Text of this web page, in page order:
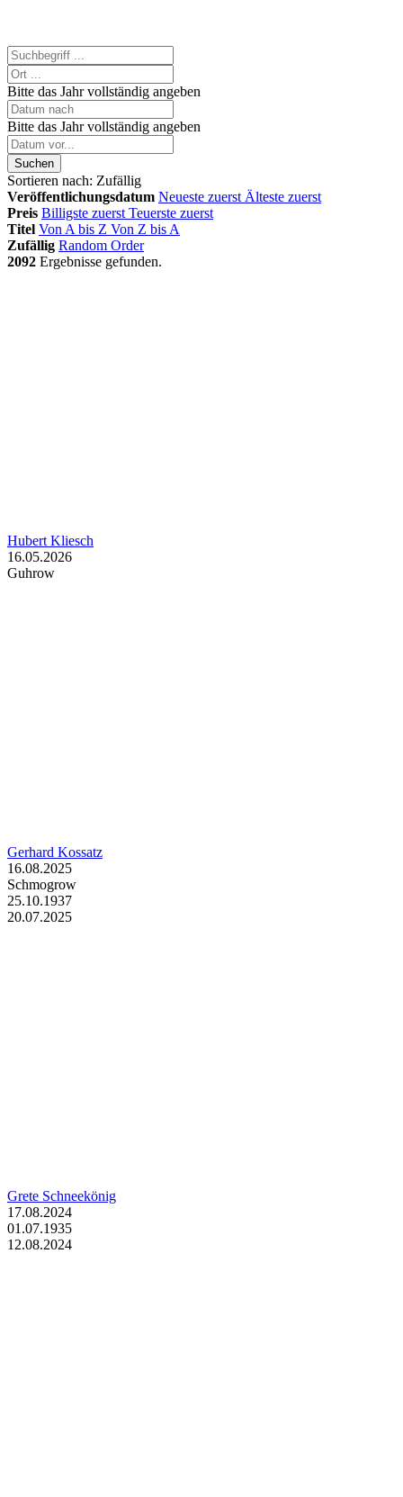
Bitte das Jahr vollständig angeben
Bitte das Jahr vollständig angeben
Suchen
Sortieren nach: Zufällig
Veröffentlichungsdatum Neueste zuerst Älteste zuerst
Preis Billigste zuerst Teuerste zuerst
Titel Von A bis Z Von Z bis A
Zufällig Random Order
2092 Ergebnisse gefunden.
Hubert Kliesch
16.05.2026
Guhrow
Gerhard Kossatz
16.08.2025
Schmogrow
25.10.1937
20.07.2025
Grete Schneekönig
17.08.2024
01.07.1935
12.08.2024